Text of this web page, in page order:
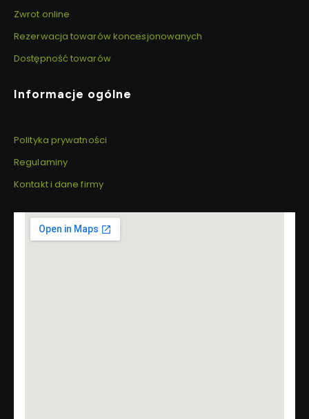
Zwrot online
Rezerwacja towarów koncesjonowanych
Dostępność towarów
Informacje ogólne
Polityka prywatności
Regulaminy
Kontakt i dane firmy